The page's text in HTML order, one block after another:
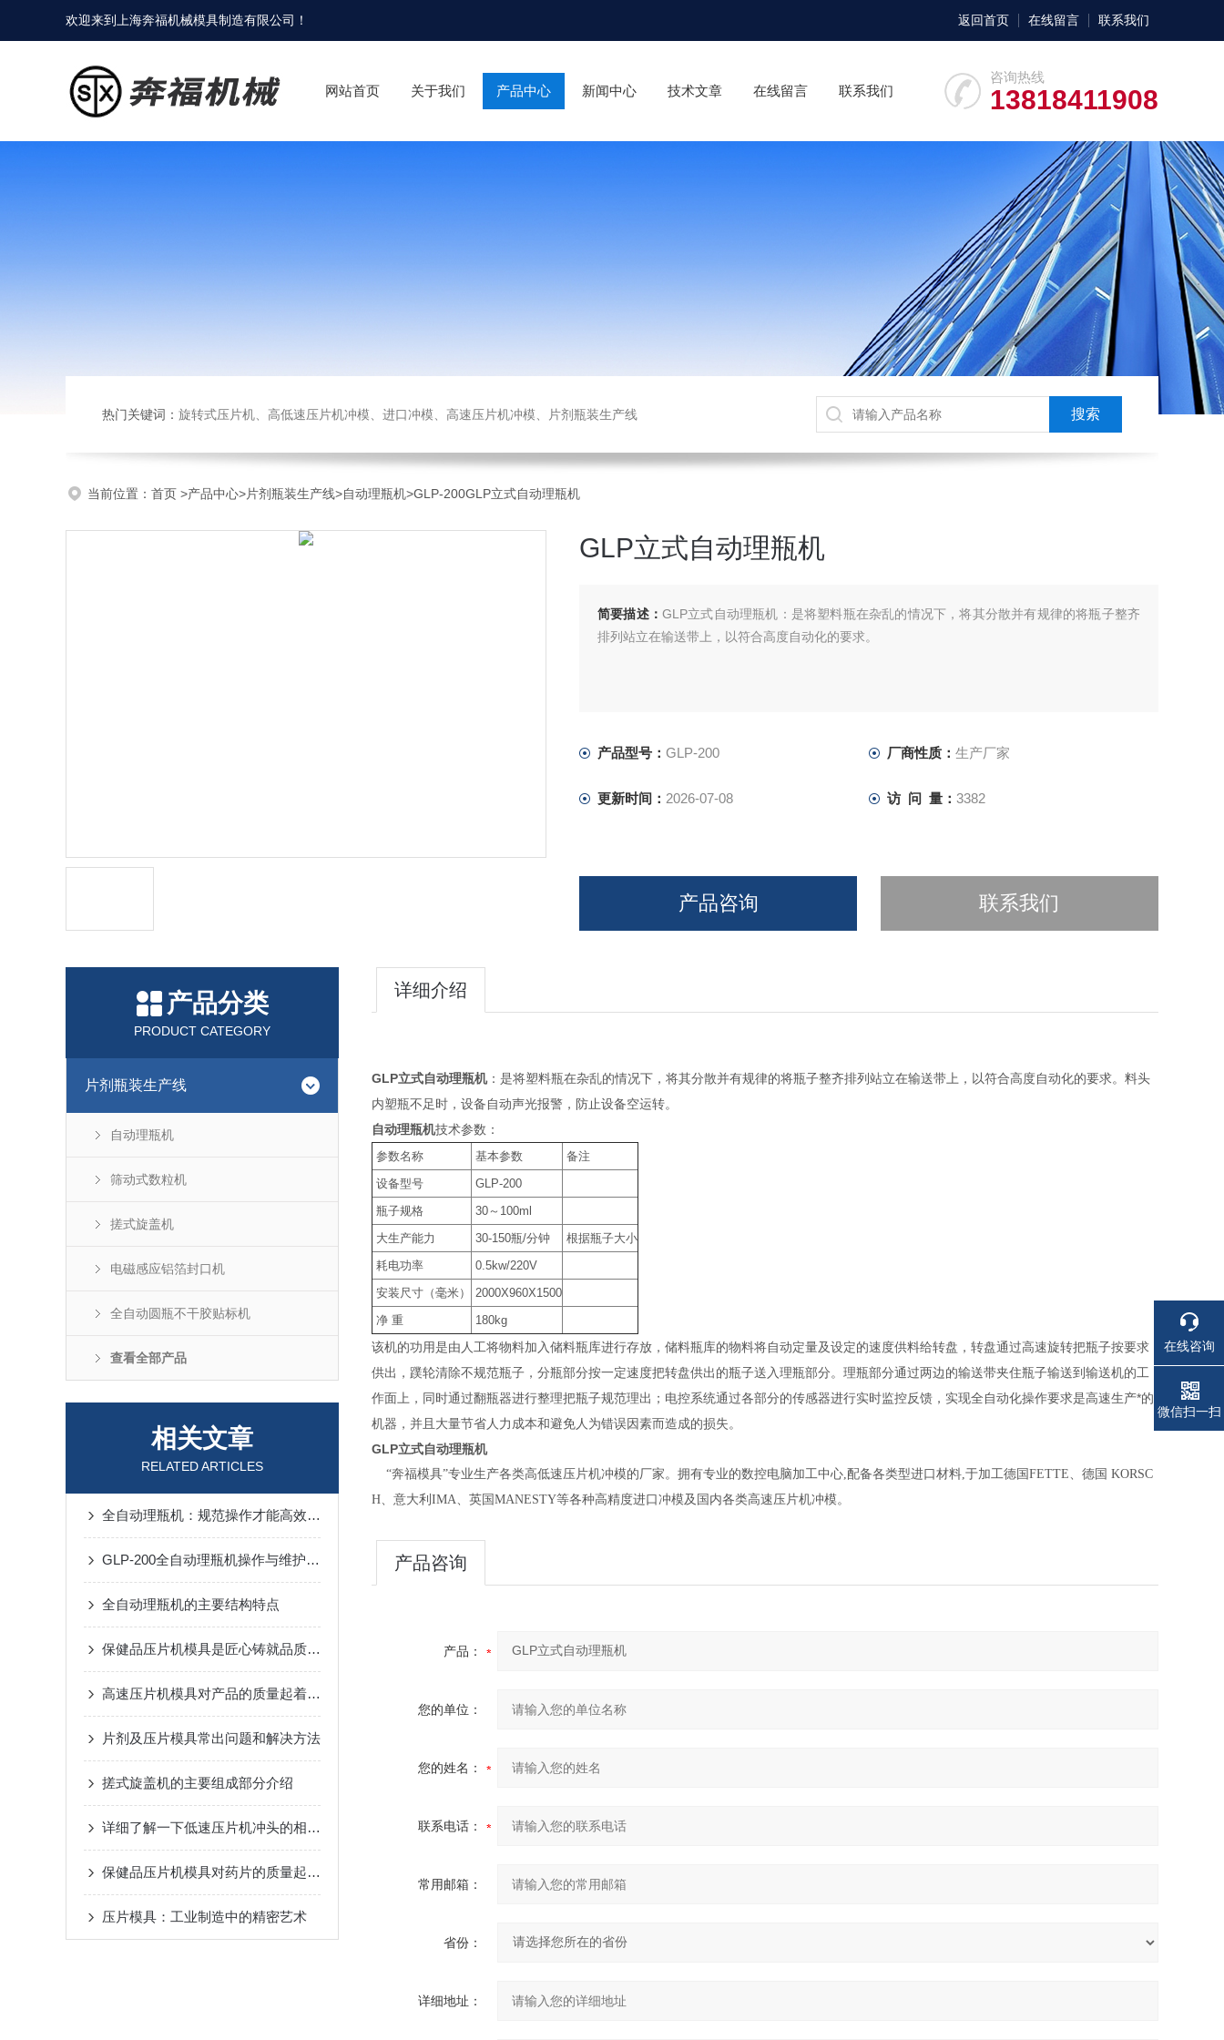
欢迎来到 上海奔福机械模具制造有限公司 ！ 返回首页 在线留言 联系我们
咨询热线
13818411908
网站首页 关于我们 产品中心 新闻中心 技术文章 在线留言 联系我们
热门关键词： 旋转式压片机、高低速压片机冲模、进口冲模、高速压片机冲模、片剂瓶装生产线
当前位置： 首页 >产品中心>片剂瓶装生产线>自动理瓶机>GLP-200GLP立式自动理瓶机
GLP立式自动理瓶机
简要描述： GLP立式自动理瓶机：是将塑料瓶在杂乱的情况下，将其分散并有规律的将瓶子整齐
排列站立在输送带上，以符合高度自动化的要求。
产品型号： GLP-200 厂商性质： 生产厂家
更新时间： 2026-07-08 访 问 量： 3382
产品咨询 联系我们
产品分类
PRODUCT CATEGORY
片剂瓶装生产线
自动理瓶机
筛动式数粒机
搓式旋盖机
电磁感应铝箔封口机
全自动圆瓶不干胶贴标机
查看全部产品
相关文章
RELATED ARTICLES
全自动理瓶机：规范操作才能高效运行
GLP-200全自动理瓶机操作与维护指南
全自动理瓶机的主要结构特点
保健品压片机模具是匠心铸就品质的精密伙伴
高速压片机模具对产品的质量起着至关重要的作用
片剂及压片模具常出问题和解决方法
搓式旋盖机的主要组成部分介绍
详细了解一下低速压片机冲头的相关知识
保健品压片机模具对药片的质量起着至关重要的作用
压片模具：工业制造中的精密艺术
详细介绍
GLP立式自动理瓶机：是将塑料瓶在杂乱的情况下，将其分散并有规律的将瓶子整齐排列站立在输送带上，以符合高度自动化的要求。料头
内塑瓶不足时，设备自动声光报警，防止设备空运转。
自动理瓶机技术参数：
参数名称 基本参数
备注
设备型号
GLP-200
瓶子规格
30～ 100ml
大生产能力
30-150瓶/分钟
根据瓶子大小
耗电功率
0.5kw/220V
安装尺寸（毫米）
2000X960X1500
净 重 180kg
该机的功用是由人工将物料加入储料瓶库进行存放，储料瓶库的物料将自动定量及设定的速度供料给转盘，转盘通过高速旋转把瓶子按要求
供出，蹼轮清除不规范瓶子，分瓶部分按一定速度把转盘供出的瓶子送入理瓶部分。理瓶部分通过两边的输送带夹住瓶子输送到输送机的工
作面上，同时通过翻瓶器进行整理把瓶子规范理出；电控系统通过各部分的传感器进行实时监控反馈，实现全自动化操作要求是高速生产*的
机器，并且大量节省人力成本和避免人为错误因素而造成的损失。
GLP立式自动理瓶机
“奔福模具”专业生产各类高低速压片机冲模的厂家。拥有专业的数控电脑加工中心,配备各类型进口材料,于加工德国FETTE、德国 KORSC
H、意大利IMA、英国MANESTY等各种高精度进口冲模及国内各类高速压片机冲模。
产品咨询
产品：
您的单位：
您的姓名：
联系电话：
常用邮箱：
省份：
详细地址：
在线咨询
电话
电话
微信扫一扫